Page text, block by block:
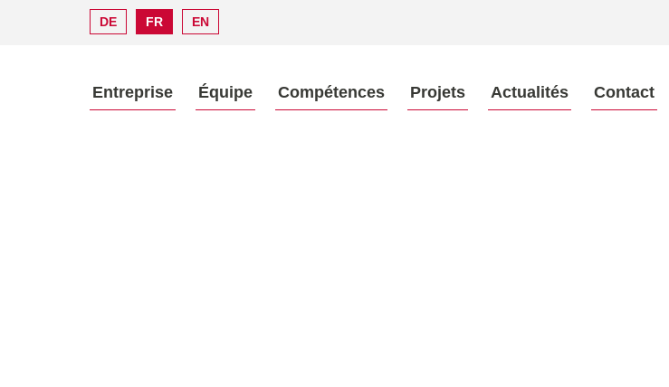
DE FR EN
Entreprise Équipe Compétences Projets Actualités Contact